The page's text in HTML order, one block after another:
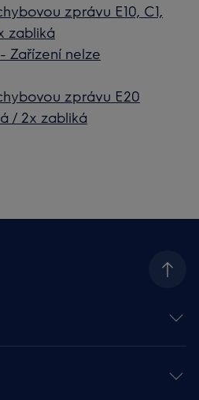
zprávu E10, C1,
zabliká
Zařízení nelze
zprávu E20
/ 2x zabliká